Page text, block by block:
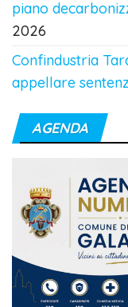
piano
2026
Confindustria
appellare
AGENDA